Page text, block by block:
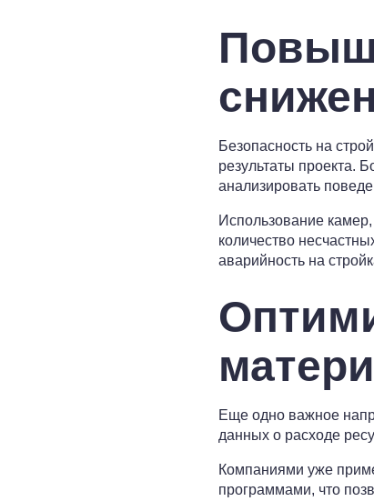
Безопасность на
результаты проекта.
анализировать
Использование
количество
аварийность на
Еще одно важное
данных о расходе
Компаниями уже
программами, что